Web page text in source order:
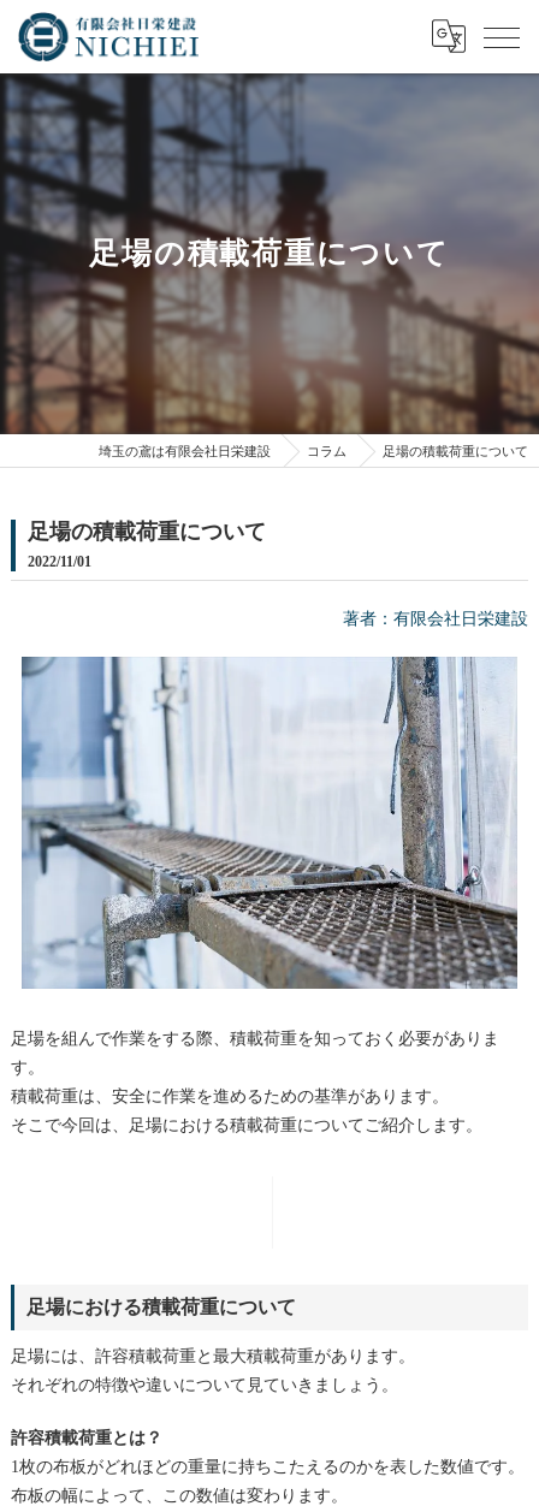
足場の積載荷重について
埼玉の鳶は有限会社日栄建設 コラム 足場の積載荷重について
足場の積載荷重について
2022/11/01
著者：有限会社日栄建設
足場を組んで作業をする際、積載荷重を知っておく必要がありま
す。
積載荷重は、安全に作業を進めるための基準があります。
そこで今回は、足場における積載荷重についてご紹介します。
足場における積載荷重について
足場には、許容積載荷重と最大積載荷重があります。
それぞれの特徴や違いについて見ていきましょう。
許容積載荷重とは？
1枚の布板がどれほどの重量に持ちこたえるのかを表した数値です。
布板の幅によって、この数値は変わります。